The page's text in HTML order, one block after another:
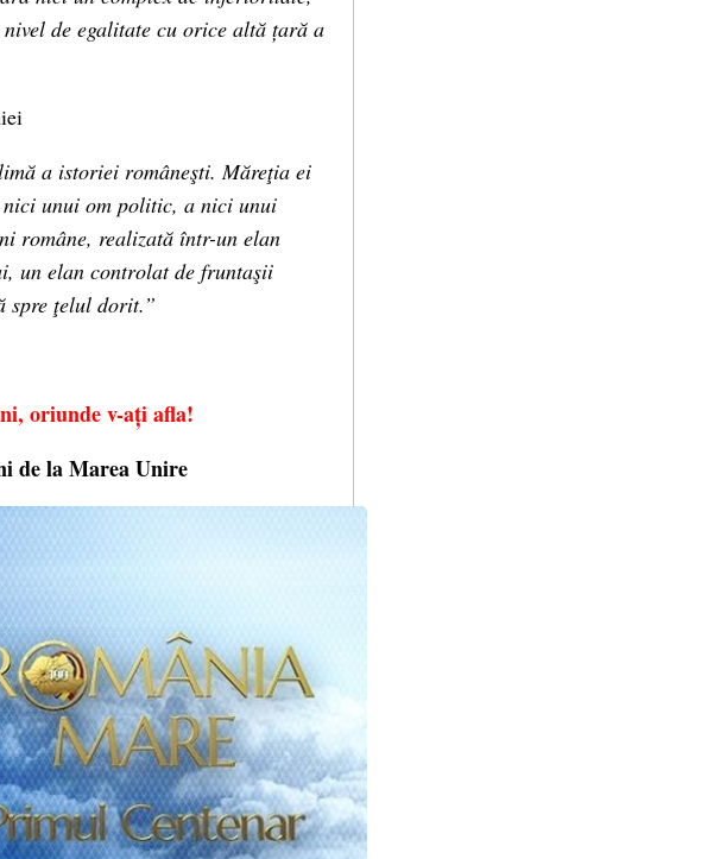
de egalitate cu orice altă țară a
a istoriei româneşti. Măreţia ei
unui om politic, a nici unui
române, realizată într-un elan
un elan controlat de fruntaşii
spre ţelul dorit.”
oriunde v-ați afla!
de la Marea Unire